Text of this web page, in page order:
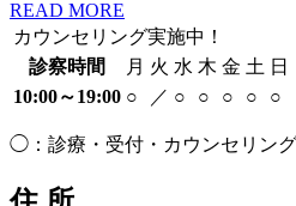
READ MORE
カウンセリング実施中！
診察時間
月 火 水 木 金 土 日
10:00～19:00 ○ ／ ○ ○ ○ ○ ○
◯：診療・受付・カウンセリン